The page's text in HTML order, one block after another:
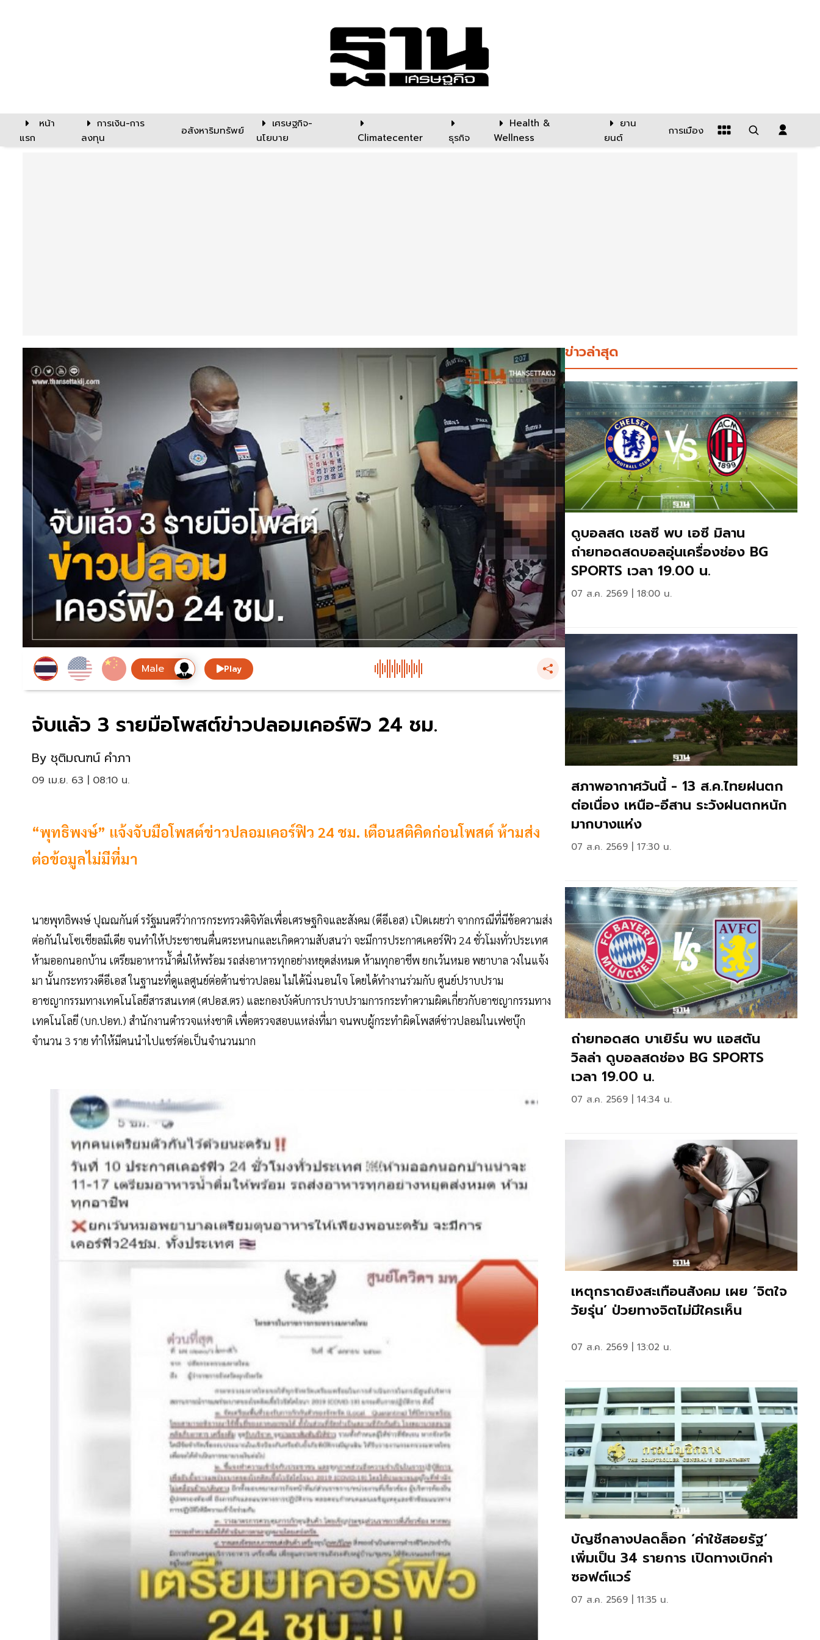
หน้า
แรก
การเงิน-การ
ลงทุน
อสังหาริมทรัพย์
เศรษฐกิจ-
นโยบาย
Climatecenter ธุรกิจ
Health &
Wellness
ยาน
ยนต์
การเมือง
Play
จับแล้ว 3 รายมือโพสต์ข่าวปลอมเคอร์ฟิว 24 ชม.
By ชุติมณฑน์ คำภา
09 เม.ย. 63 | 08:10 น.
“พุทธิพงษ์” แจ้งจับมือโพสต์ข่าวปลอมเคอร์ฟิว 24 ชม. เตือนสติคิดก่อนโพสต์ ห้ามส่ง
ต่อข้อมูลไม่มีที่มา
นายพุทธิพงษ์ ปุณณกันต์ รรัฐมนตรีว่าการกระทรวงดิจิทัลเพื่อเศรษฐกิจและสังคม (ดีอีเอส) เปิดเผยว่า จากกรณีที่มีข้อความส่ง
ต่อกันในโซเชียลมีเดีย จนทำให้ประชาชนตื่นตระหนกและเกิดความสับสนว่า จะมีการประกาศเคอร์ฟิว 24 ชั่วโมงทั่วประเทศ
ห้ามออกนอกบ้าน เตรียมอาหารน้ำดื่มให้พร้อม รถส่งอาหารทุกอย่างหยุดส่งหมด ห้ามทุกอาชีพ ยกเว้นหมอ พยาบาล วงในแจ้ง
มา นั้นกระทรวงดีอีเอส ในฐานะที่ดูแลศูนย์ต่อต้านข่าวปลอม ไม่ได้นิ่งนอนใจ โดยได้ทำงานร่วมกับ ศูนย์ปราบปราม
อาชญากรรมทางเทคโนโลยีสารสนเทศ (ศปอส.ตร) และกองบังคับการปราบปรามการกระทำความผิดเกี่ยวกับอาชญากรรมทาง
เทคโนโลยี (บก.ปอท.) สำนักงานตำรวจแห่งชาติ เพื่อตรวจสอบแหล่งที่มา จนพบผู้กระทำผิดโพสต์ข่าวปลอมในเฟซบุ๊ก
จำนวน 3 ราย ทำให้มีคนนำไปแชร์ต่อเป็นจำนวนมาก
ข่าวล่าสุด
ดูบอลสด เชลซี พบ เอซี มิลาน
ถ่ายทอดสดบอลอุ่นเครื่องช่อง BG
SPORTS เวลา 19.00 น.
07 ส.ค. 2569 | 18:00 น.
สภาพอากาศวันนี้ - 13 ส.ค.ไทยฝนตก
ต่อเนื่อง เหนือ-อีสาน ระวังฝนตกหนัก
มากบางแห่ง
07 ส.ค. 2569 | 17:30 น.
ถ่ายทอดสด บาเยิร์น พบ แอสตัน
วิลล่า ดูบอลสดช่อง BG SPORTS
เวลา 19.00 น.
07 ส.ค. 2569 | 14:34 น.
เหตุกราดยิงสะเทือนสังคม เผย ‘จิตใจ
วัยรุ่น’ ป่วยทางจิตไม่มีใครเห็น
07 ส.ค. 2569 | 13:02 น.
บัญชีกลางปลดล็อก ‘ค่าใช้สอยรัฐ‘
เพิ่มเป็น 34 รายการ เปิดทางเบิกค่า
ซอฟต์แวร์
07 ส.ค. 2569 | 11:35 น.